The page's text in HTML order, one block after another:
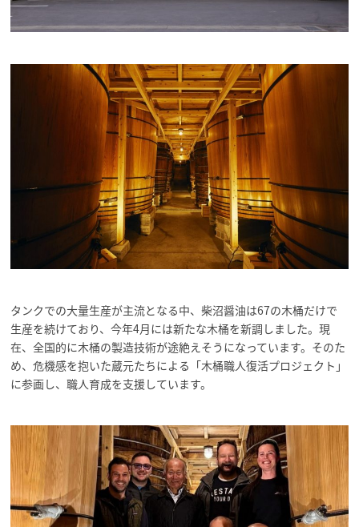
タンクでの大量生産が主流となる中、柴沼醤油は67の木桶だけで
生産を続けており、今年4月には新たな木桶を新調しました。現
在、全国的に木桶の製造技術が途絶えそうになっています。そのた
め、危機感を抱いた蔵元たちによる「木桶職人復活プロジェクト」
に参画し、職人育成を支援しています。